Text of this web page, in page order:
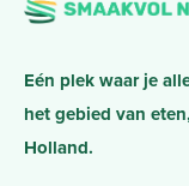
Eén plek waar je
het gebied van
Holland.